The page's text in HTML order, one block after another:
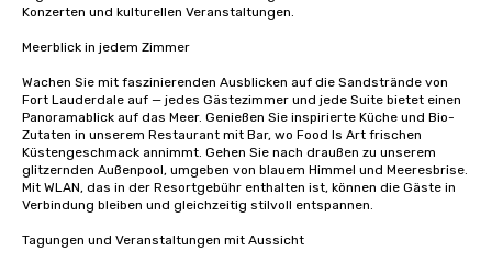
Konzerten und kulturellen Veranstaltungen.
Meerblick in jedem Zimmer
Wachen Sie mit faszinierenden Ausblicken auf die Sandstrände von
Fort Lauderdale auf — jedes Gästezimmer und jede Suite bietet einen
Panoramablick auf das Meer. Genießen Sie inspirierte Küche und Bio-
Zutaten in unserem Restaurant mit Bar, wo Food Is Art frischen
Küstengeschmack annimmt. Gehen Sie nach draußen zu unserem
glitzernden Außenpool, umgeben von blauem Himmel und Meeresbrise.
Mit WLAN, das in der Resortgebühr enthalten ist, können die Gäste in
Verbindung bleiben und gleichzeitig stilvoll entspannen.
Tagungen und Veranstaltungen mit Aussicht